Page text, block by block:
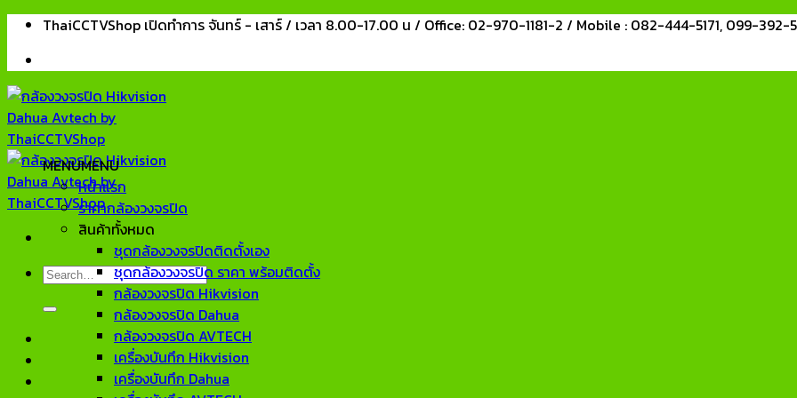
Skip
content
ThaiCCTVShop เปิดทำการ จันทร์ - เสาร์ / เวลา 8.00-17.00 น / Office: 02-970-1181-2 / Mobile : 082-444-5171, 099-392-
Search
MENUMENU
หน้าแรก
ราคากล้องวงจรปิด
สินค้าทั้งหมด
ชุดกล้องวงจรปิดติดตั้งเอง
ชุดกล้องวงจรปิด ราคา พร้อมติดตั้ง
กล้องวงจรปิด Hikvision
กล้องวงจรปิด Dahua
กล้องวงจรปิด AVTECH
เครื่องบันทึก Hikvision
เครื่องบันทึก Dahua